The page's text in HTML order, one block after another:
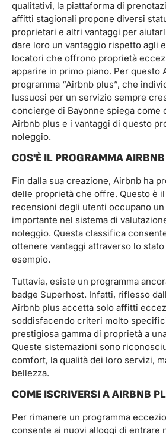
qualitativi, la piattaforma di
affitti stagionali propone diversi
proprietari e altri vantaggi per
dare loro un vantaggio rispetto agli
locatori che offrono proprietà
apparire in primo piano. Per questo
programma “Airbnb plus”, che
lussuosi per un servizio sempre
concierge di Bayonne spiega come
Airbnb plus e i vantaggi di questo
noleggio.
COS'È IL PROGRAMMA
Fin dalla sua creazione, Airbnb ha
delle proprietà che offre. Questo è
recensioni degli utenti occupano
importante nel sistema di
noleggio. Questa classifica
ottenere vantaggi attraverso lo
esempio.
Tuttavia, esiste un programma
badge Superhost. Infatti, riflesso
Airbnb plus accetta solo affitti
soddisfacendo criteri molto
prestigiosa gamma di proprietà a
Queste sistemazioni sono
comfort, la qualità dei loro servizi,
bellezza.
COME ISCRIVERSI A AIRBNB
Per rimanere un programma
consente ai nuovi alloggi di entrare